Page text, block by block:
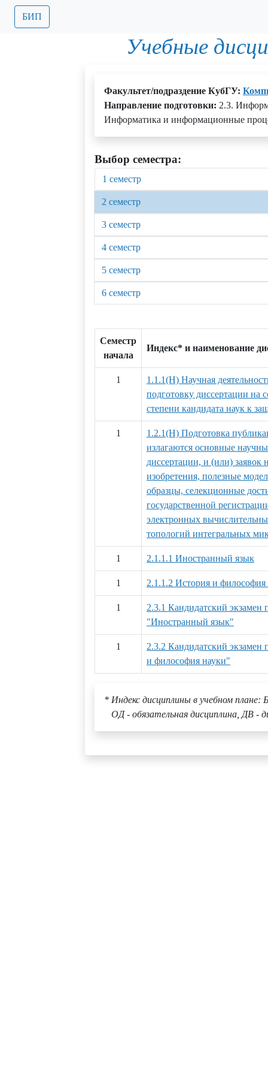
БИП
Учебные
Факультет/подраздение КубГУ:
Направление подготовки: 2.3.
Информатика и информационные
Выбор семестра:
1 семестр
2 семестр
3 семестр
4 семестр
5 семестр
6 семестр
Семестр
начала
Индекс* и наименование
1
1.1.1(Н) Научная
подготовку диссертации на
степени кандидата наук к
1
1.2.1(Н) Подготовка
излагаются основные
диссертации, и (или) заявок
изобретения, полезные
образцы, селекционные
государственной
электронных
топологий интегральных
1 2.1.1.1 Иностранный язык
1 2.1.1.2 История и философия
1
2.3.1 Кандидатский экзамен
"Иностранный язык"
1
2.3.2 Кандидатский
и философия науки"
* Индекс дисциплины в учебном плане:
ОД - обязательная дисциплина, ДВ -